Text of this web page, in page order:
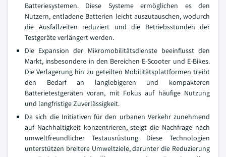
Batteriesystemen. Diese Systeme ermöglichen es den
Nutzern, entladene Batterien leicht auszutauschen, wodurch
die Ausfallzeiten reduziert und die Betriebsstunden der
Testgeräte verlängert werden.
Die Expansion der Mikromobilitätsdienste beeinflusst den
Markt, insbesondere in den Bereichen E-Scooter und E-Bikes.
Die Verlagerung hin zu geteilten Mobilitätsplattformen treibt
den Bedarf an langlebigeren und kompakteren
Batterietestgeräten voran, mit Fokus auf häufige Nutzung
und langfristige Zuverlässigkeit.
Da sich die Initiativen für den urbanen Verkehr zunehmend
auf Nachhaltigkeit konzentrieren, steigt die Nachfrage nach
umweltfreundlicher Testausrüstung. Diese Technologien
unterstützen breitere Umweltziele, darunter die Reduzierung